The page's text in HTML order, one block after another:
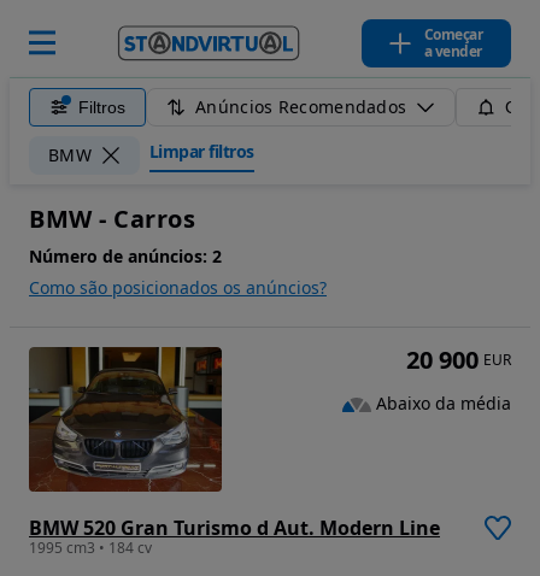
Começar
a vender
Filtros Anúncios Recomendados
BMW Limpar filtros
BMW - Carros
Número de anúncios: 2
Como são posicionados os anúncios?
BMW 520 Gran Turismo d Aut. Modern Line
1995 cm3 • 184 cv
20 900 EUR
Abaixo da média